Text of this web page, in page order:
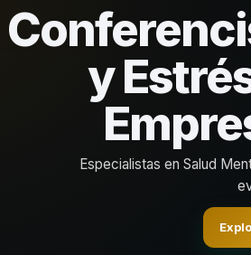
y
Especialistas en Salud